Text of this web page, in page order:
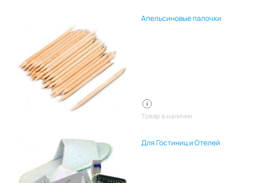
Апельсиновые палочки
Товар в наличии
Для Гостиниц и Отелей